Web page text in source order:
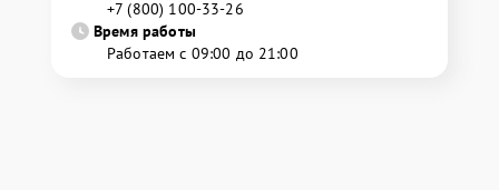
+7 (800) 100-33-26
Время работы
Работаем с 09:00 до 21:00